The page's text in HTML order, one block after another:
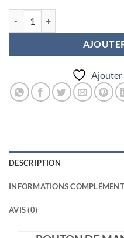
Ajouter
DESCRIPTION
INFORMATIONS
AVIS (0)